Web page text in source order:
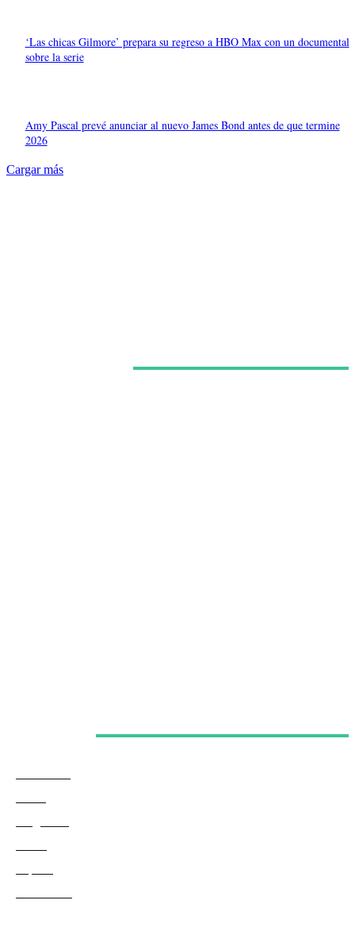
‘Las chicas Gilmore’ prepara su regreso a HBO Max con un documental
sobre la serie
Amy Pascal prevé anunciar al nuevo James Bond antes de que termine
2026
Cargar más